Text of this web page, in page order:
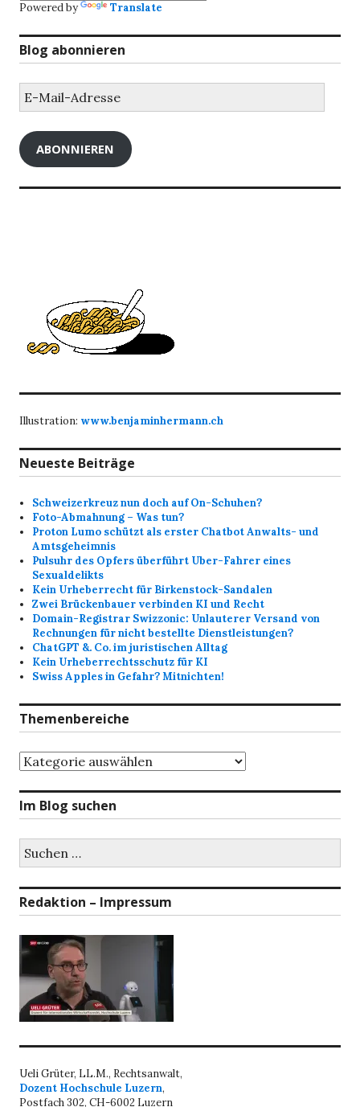
Powered by Translate
Blog abonnieren
Mail-
ABONNIEREN
Illustration: www.benjaminhermann.ch
Neueste Beiträge
Schweizerkreuz nun doch auf On-Schuhen?
Foto-Abmahnung – Was tun?
Proton Lumo schützt als erster Chatbot Anwalts- und
Amtsgeheimnis
Pulsuhr des Opfers überführt Uber-Fahrer eines
Sexualdelikts
Kein Urheberrecht für Birkenstock-Sandalen
Zwei Brückenbauer verbinden KI und Recht
Domain-Registrar Swizzonic: Unlauterer Versand von
Rechnungen für nicht bestellte Dienstleistungen?
ChatGPT &. Co. im juristischen Alltag
Kein Urheberrechtsschutz für KI
Swiss Apples in Gefahr? Mitnichten!
Themenbereiche
Themenbereiche
Im Blog suchen
nach:
Redaktion – Impressum
Ueli Grüter, LL.M., Rechtsanwalt,
Dozent Hochschule Luzern,
Postfach 302, CH-6002 Luzern